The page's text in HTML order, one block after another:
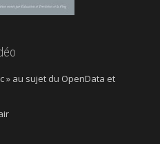
» au sujet du OpenData et